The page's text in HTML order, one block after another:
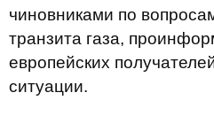
чиновниками по
транзита газа,
европейских
ситуации.